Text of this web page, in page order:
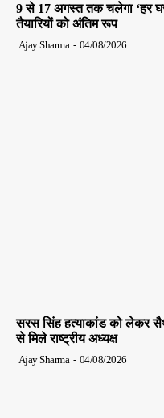
9 से 17 अगस्त तक चलेगा ‘हर घर
तैयारियों को अंतिम रूप
Ajay Sharma - 04/08/2026
सरस सिंह हत्याकांड को लेकर
से मिले राष्ट्रीय अध्यक्ष
Ajay Sharma - 04/08/2026